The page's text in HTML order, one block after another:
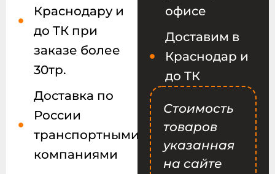
Краснодару и
до ТК при
заказе более
30тр.
Доставка по
России
транспортными
компаниями
офисе
Доставим в
Краснодар и
до ТК
Стоимость
товаров
указанная
на сайте